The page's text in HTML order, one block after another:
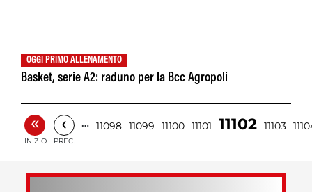
OGGI PRIMO ALLENAMENTO
Basket, serie A2: raduno per la Bcc Agropoli
«
INIZIO
‹
PREC.
… 11098 11099 11100 11101 11102 11103